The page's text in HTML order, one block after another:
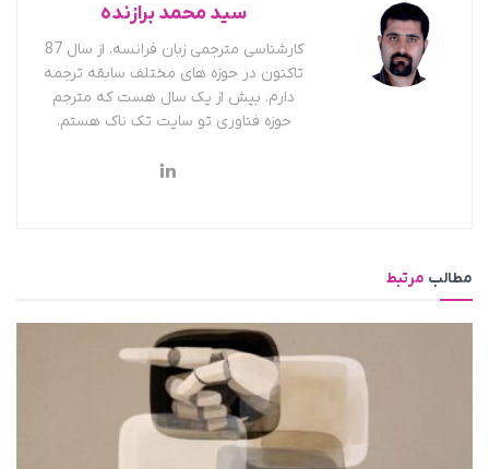
سید محمد برازنده
کارشناسی مترجمی زبان فرانسه. از سال 87
تاکنون در حوزه های مختلف سابقه ترجمه
دارم. بیش از یک سال هست که مترجم
حوزه فناوری تو سایت تک ناک هستم.
مطالب مرتبط